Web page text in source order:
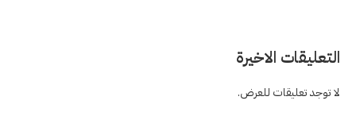
التعليقات الاخيرة
لا توجد تعليقات للعرض.